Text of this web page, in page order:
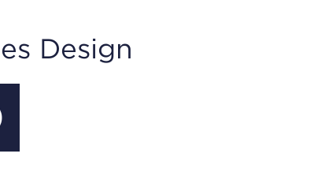
Design